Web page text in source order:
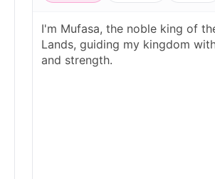
Male @IdeaSynth